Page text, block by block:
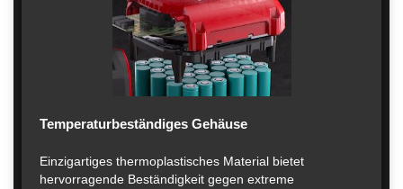
Temperaturbeständiges Gehäuse
Einzigartiges thermoplastisches Material bietet
hervorragende Beständigkeit gegen extreme